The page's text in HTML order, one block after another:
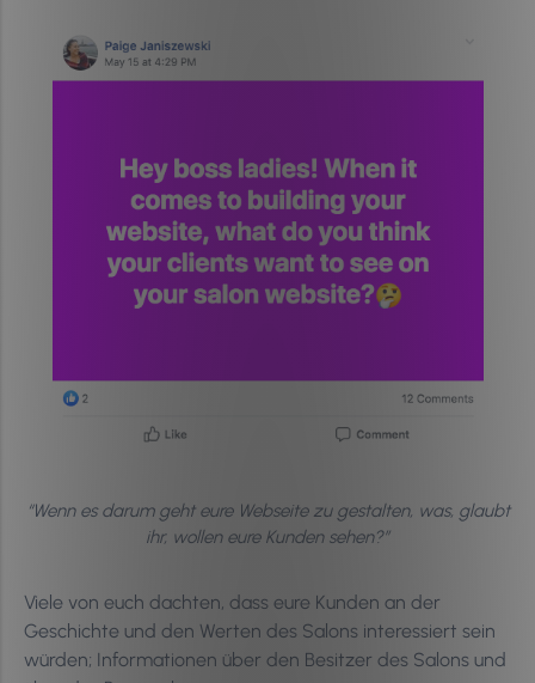
“Wenn es darum geht eure Webseite zu gestalten, was, glaubt
ihr, wollen eure Kunden sehen?”
Viele von euch dachten, dass eure Kunden an der
Geschichte und den Werten des Salons interessiert sein
würden; Informationen über den Besitzer des Salons und